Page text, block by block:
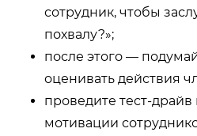
сотрудник, чтобы
похвалу?»;
после этого —
оценивать действия
проведите тест-
мотивации